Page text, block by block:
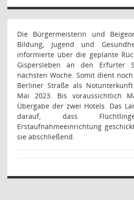
Die Bürgermeisterin und
Bildung, Jugend und
informierte über die geplante
Gispersleben an den Erfurter
nächsten Woche. Somit dient
Berliner Straße als
Mai 2023. Bis voraussichtlich
Übergabe der zwei Hotels. Das
darauf, dass
Erstaufnahmeeinrichtung
sie abschließend.